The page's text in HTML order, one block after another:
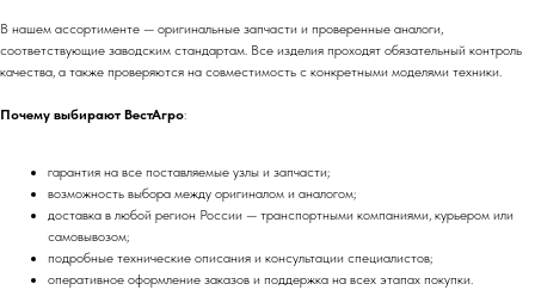
В нашем ассортименте — оригинальные запчасти и проверенные аналоги,
соответствующие заводским стандартам. Все изделия проходят обязательный контроль
качества, а также проверяются на совместимость с конкретными моделями техники.
Почему выбирают ВестАгро:
гарантия на все поставляемые узлы и запчасти;
возможность выбора между оригиналом и аналогом;
доставка в любой регион России — транспортными компаниями, курьером или
самовывозом;
подробные технические описания и консультации специалистов;
оперативное оформление заказов и поддержка на всех этапах покупки.